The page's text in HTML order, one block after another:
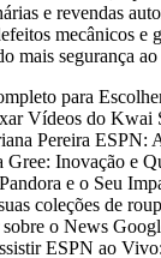
e revendas
mecânicos e
mais segurança
para
Vídeos do Kwai
Pereira ESPN:
Gree: Inovação e
e o Seu
coleções de
o News
ESPN ao